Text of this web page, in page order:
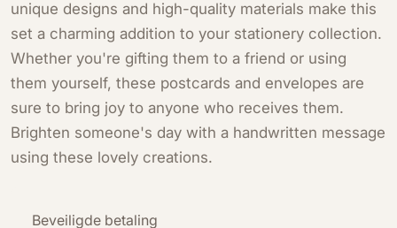
unique designs and high-quality materials make this
set a charming addition to your stationery collection.
Whether you're gifting them to a friend or using
them yourself, these postcards and envelopes are
sure to bring joy to anyone who receives them.
Brighten someone's day with a handwritten message
using these lovely creations.
Beveiligde betaling
Betaalmethoden